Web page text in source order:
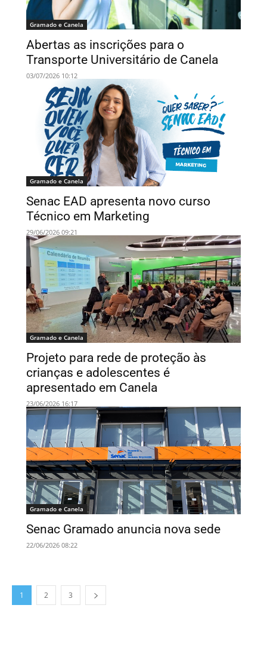
Gramado e Canela
Abertas as inscrições para o
Transporte Universitário de Canela
03/07/2026 10:12
Gramado e Canela
Senac EAD apresenta novo curso
Técnico em Marketing
29/06/2026 09:21
Gramado e Canela
Projeto para rede de proteção às
crianças e adolescentes é
apresentado em Canela
23/06/2026 16:17
Gramado e Canela
Senac Gramado anuncia nova sede
22/06/2026 08:22
1 2 3